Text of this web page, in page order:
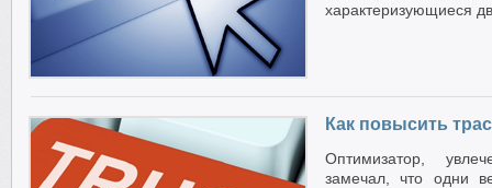
характеризующиеся
Как повысить
Оптимизатор,
замечал, что одни